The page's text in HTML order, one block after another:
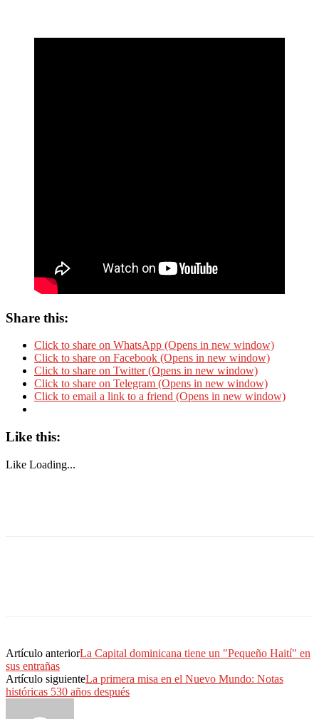
Share this:
Click to share on WhatsApp (Opens in new window)
Click to share on Facebook (Opens in new window)
Click to share on Twitter (Opens in new window)
Click to share on Telegram (Opens in new window)
Click to email a link to a friend (Opens in new window)
Like this:
Like Loading...
Artículo anteriorLa Capital dominicana tiene un "Pequeño Haití" en
sus entrañas
Artículo siguienteLa primera misa en el Nuevo Mundo: Notas
históricas 530 años después